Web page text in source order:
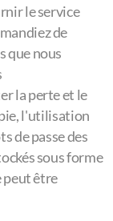
le service
de
que nous
la perte et le
l'utilisation
de passe des
sous forme
peut être